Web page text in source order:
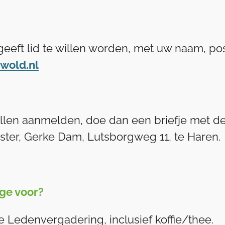
lid te willen worden, met uw naam,
aanmelden, doe dan een briefje met
Gerke Dam, Lutsborgweg 11, te Haren.
voor?
Ledenvergadering, inclusief koffie/thee.